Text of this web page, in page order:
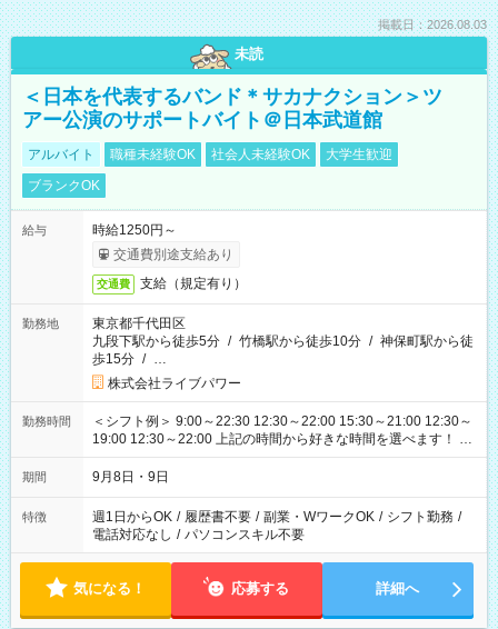
掲載日：2026.08.03
未読
＜日本を代表するバンド＊サカナクション＞ツ
アー公演のサポートバイト＠日本武道館
アルバイト 職種未経験OK 社会人未経験OK
大学生歓迎
ブランクOK
給与
時給1250円～
交通費別途支給あり
交通費 支給（規定有り）
勤務地
東京都千代田区
九段下駅から徒歩5分 / 竹橋駅から徒歩10分 / 神保町駅から徒
歩15分 / …
株式会社ライブパワー
勤務時間
＜シフト例＞ 9:00～22:30 12:30～22:00 15:30～21:00 12:30～
19:00 12:30～22:00 上記の時間から好きな時間を選べます！ ※
時間は変更となる可能性があります
期間 9月8日・9日
特徴 週1日からOK / 履歴書不要 / 副業・WワークOK / シフト勤務 /
電話対応なし / パソコンスキル不要
気になる！ 応募する 詳細へ